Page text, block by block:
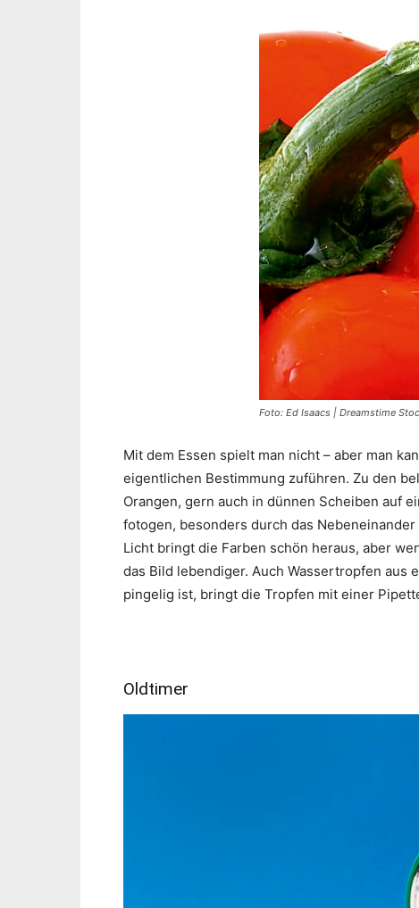
Foto: Ed Isaacs | Dreamstime
Mit dem Essen spielt man nicht – aber man
eigentlichen Bestimmung zuführen. Zu den
Orangen, gern auch in dünnen Scheiben auf
fotogen, besonders durch das
Licht bringt die Farben schön heraus, aber
das Bild lebendiger. Auch Wassertropfen aus
pingelig ist, bringt die Tropfen mit einer
Oldtimer